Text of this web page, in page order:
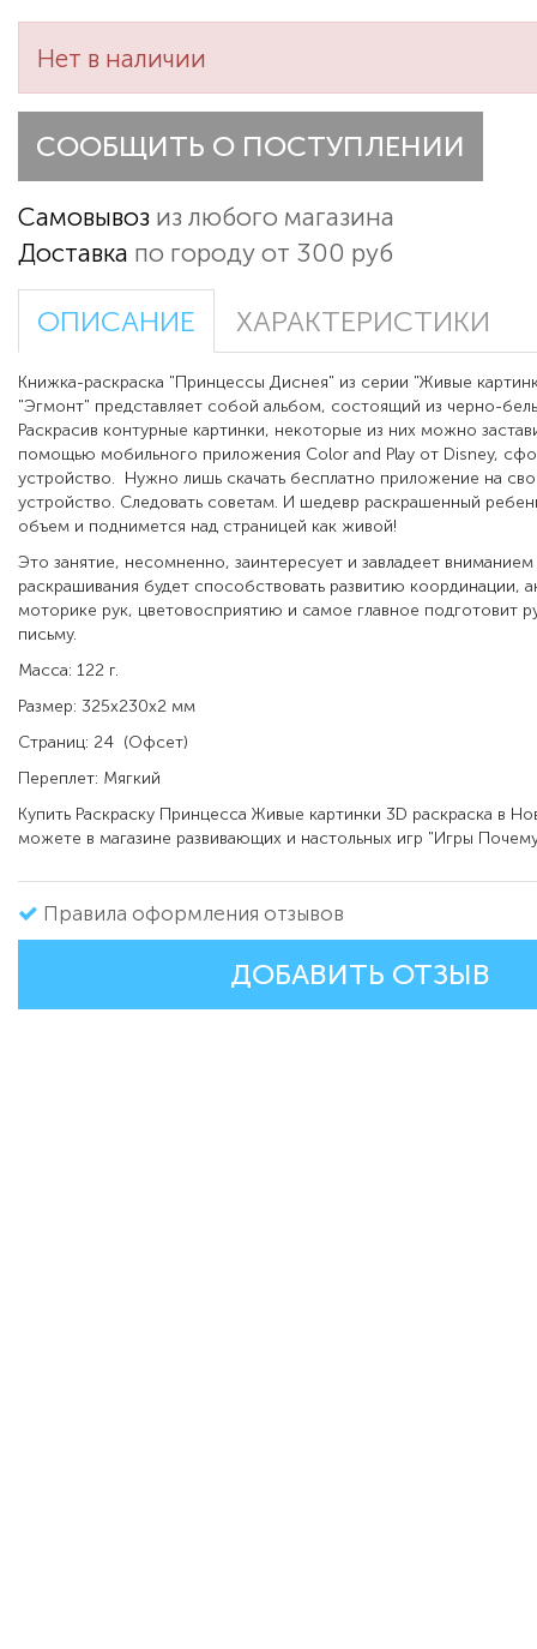
Нет в наличии
СООБЩИТЬ О ПОСТУПЛЕНИИ
Самовывоз из любого магазина
Доставка по городу от 300 руб
ОПИСАНИЕ ХАРАКТЕРИСТИКИ
Книжка-раскраска "Принцессы Диснея" из серии "Живые
"Эгмонт" представляет собой альбом, состоящий из черно-
Раскрасив контурные картинки, некоторые из них можно
помощью мобильного приложения Color and Play от Disney,
устройство. Нужно лишь скачать бесплатно приложение на
устройство. Следовать советам. И шедевр раскрашенный
объем и поднимется над страницей как живой!
Это занятие, несомненно, заинтересует и завладеет
раскрашивания будет способствовать развитию координации,
моторике рук, цветовосприятию и самое главное подготовит
письму.
Масса: 122 г.
Размер: 325х230х2 мм
Страниц: 24 (Офсет)
Переплет: Мягкий
Купить Раскраску Принцесса Живые картинки 3D раскраска в
можете в магазине развивающих и настольных игр "Игры
Правила оформления отзывов
ДОБАВИТЬ ОТЗЫВ